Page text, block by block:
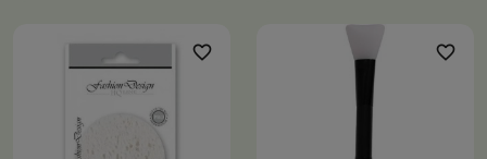
favorite_border favorite_border